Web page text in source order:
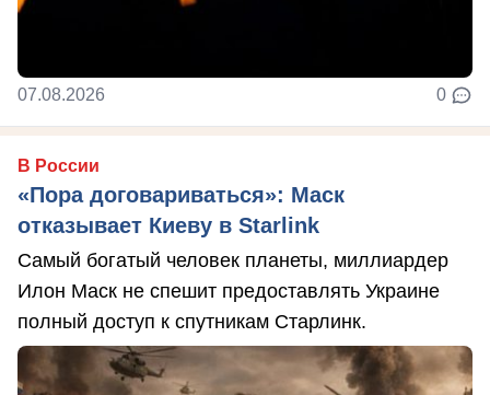
07.08.2026 0
В России
«Пора договариваться»: Маск
отказывает Киеву в Starlink
Самый богатый человек планеты, миллиардер
Илон Маск не спешит предоставлять Украине
полный доступ к спутникам Старлинк.